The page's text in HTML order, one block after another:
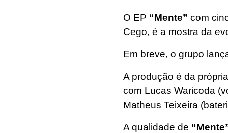
O EP “Mente” com
Cego, é a mostra da
Em breve, o grupo
A produção é da
com Lucas Waricoda
Matheus Teixeira
A qualidade de